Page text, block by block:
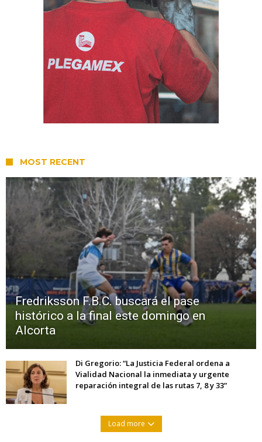
MOST RECENT
Fredriksson F.B.C. buscará el pase
histórico a la final este domingo en
Alcorta
Di Gregorio: “La Justicia Federal ordena a
Vialidad Nacional la inmediata y urgente
reparación integral de las rutas 7, 8 y 33”
Load more